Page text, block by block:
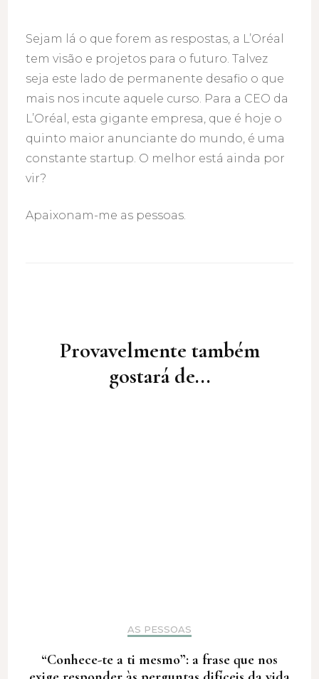
Sejam lá o que forem as respostas, a L’Oréal
tem visão e projetos para o futuro. Talvez
seja este lado de permanente desafio o que
mais nos incute aquele curso. Para a CEO da
L’Oréal, esta gigante empresa, que é hoje o
quinto maior anunciante do mundo, é uma
constante startup. O melhor está ainda por
vir?
Apaixonam-me as pessoas.
Provavelmente também
gostará de...
AS PESSOAS
“Conhece-te a ti mesmo”: a frase que nos